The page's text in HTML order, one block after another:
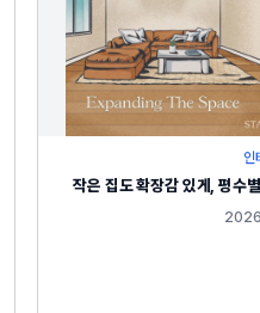
인
작은 집도 확장감 있게, 평수